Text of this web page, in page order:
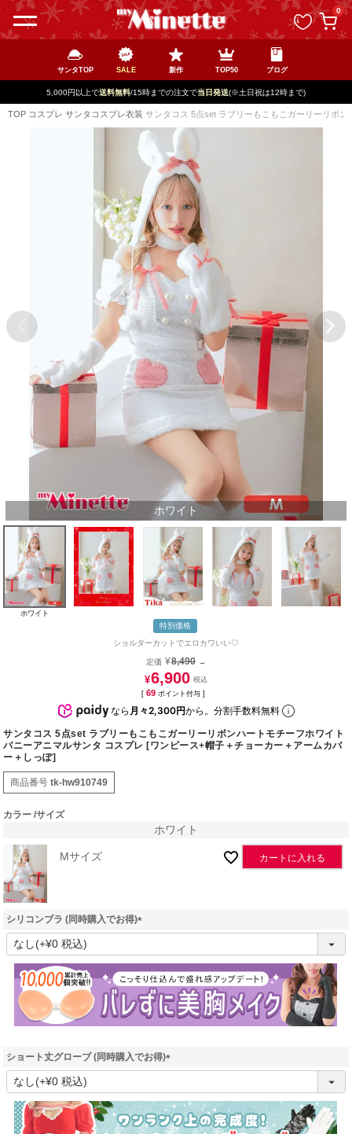
0
サンタTOP SALE 新作 TOP50 ブログ
5,000円以上で送料無料/15時までの注文で当日発送(※土日祝は12時まで)
TOP コスプレ サンタコスプレ衣装 サンタコス 5点set ラブリーもこもこガーリーリボ
ホワイト
ホワイト
特別価格
ショルダーカットでエロカワいい♡
定価 ¥8,490 →
¥6,900
[ 69 ポイント付与 ]
なら 月々2,300円から。分割手数料無料
サンタコス 5点set ラブリーもこもこガーリーリボンハートモチーフホワイト
バニーアニマルサンタ コスプレ [ワンピース+帽子＋チョーカー＋アームカバ
ー＋しっぽ]
商品番号 tk-hw910749
カラー サイズ
ホワイト
Mサイズ カートに入れる
シリコンブラ (同時購入でお得)
(
須
)
ショート丈グローブ (同時購入でお得)
(
須
)
ペー
ジト
ップ